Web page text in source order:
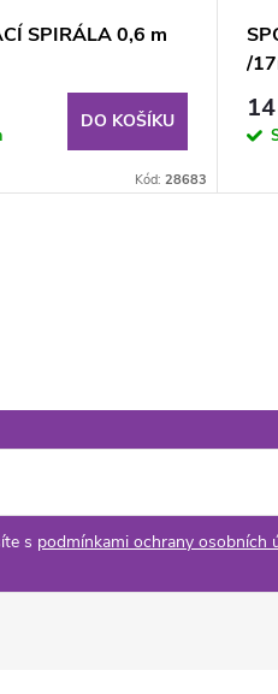
SPIRÁLA 0,6 m
DO KOŠÍKU
Kód: 28683
/
s podmínkami ochrany osobních